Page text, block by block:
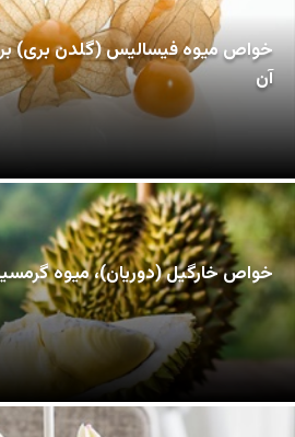
خواص میوه فیسالیس (گلدن بری)
آن
خواص خارگیل (دوریان)، میوه